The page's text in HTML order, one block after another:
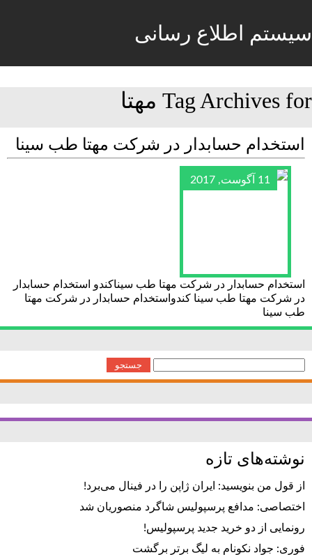
سیستم اطلاع رسانی
Tag Archives for مهتا
استخدام حسابدار در شرکت مهتا طب سینا
11 آگوست, 2017
استخدام حسابدار در شرکت مهتا طب سیناکندو استخدام حسابدار
در شرکت مهتا طب سینا کندواستخدام حسابدار در شرکت مهتا
طب سینا
برای:
نوشته‌های تازه
از قول من بنویسید: ایران ژاپن را در فینال می‌برد!
اختصاصی: مدافع پرسپولیس شاگرد منصوریان شد
رونمایی از دو خرید جدید پرسپولیس!
فوری: جواد نکونام به لیگ برتر برگشت